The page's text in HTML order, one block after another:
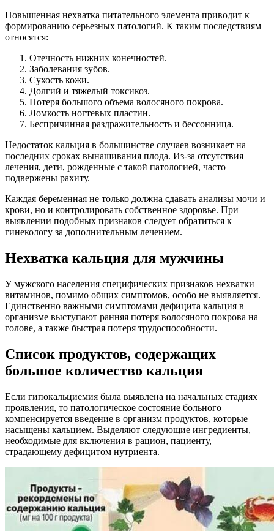
Повышенная нехватка питательного элемента приводит к
формированию серьезных патологий. К таким последствиям
относятся:
Отечность нижних конечностей.
Заболевания зубов.
Сухость кожи.
Долгий и тяжелый токсикоз.
Потеря большого объема волосяного покрова.
Ломкость ногтевых пластин.
Беспричинная раздражительность и бессонница.
Недостаток кальция в большинстве случаев возникает на
последних сроках вынашивания плода. Из-за отсутствия
лечения, дети, рожденные с такой патологией, часто
подвержены рахиту.
Каждая беременная не только должна сдавать анализы мочи и
крови, но и контролировать собственное здоровье. При
выявлении подобных признаков следует обратиться к
гинекологу за дополнительным лечением.
Нехватка кальция для мужчины
У мужского населения специфических признаков нехватки
витаминов, помимо общих симптомов, особо не выявляется.
Единственно важными симптомами дефицита кальция в
организме выступают ранняя потеря волосяного покрова на
голове, а также быстрая потеря трудоспособности.
Список продуктов, содержащих
большое количество кальция
Если гипокальциемия была выявлена на начальных стадиях
проявления, то патологическое состояние больного
компенсируется введение в организм продуктов, которые
насыщены кальцием. Выделяют следующие ингредиенты,
необходимые для включения в рацион, пациенту,
страдающему дефицитом нутриента.